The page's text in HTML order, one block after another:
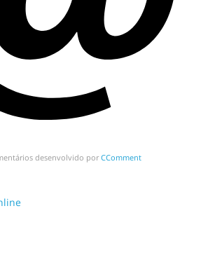
desenvolvido por CComment